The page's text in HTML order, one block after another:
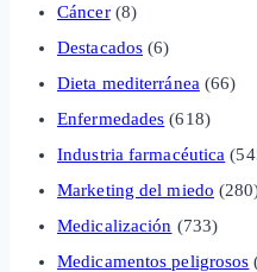
Cáncer(8)
Destacados (6)
Dieta mediterránea (66)
Enfermedades (618)
Industria farmacéutica
Marketing del miedo
Medicalización (733)
Medicamentos peligrosos